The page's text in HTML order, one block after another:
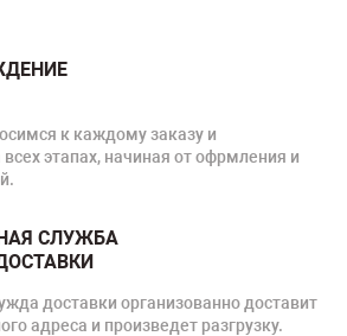
к каждому заказу и
этапах, начиная от офрмления и
СЛУЖБА
доставки организованно доставит
адреса и произведет разгрузку.